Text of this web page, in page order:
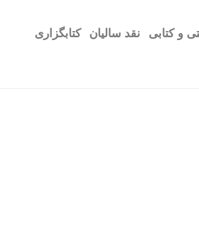
و کتابی نقد سالیان کتابگزاری